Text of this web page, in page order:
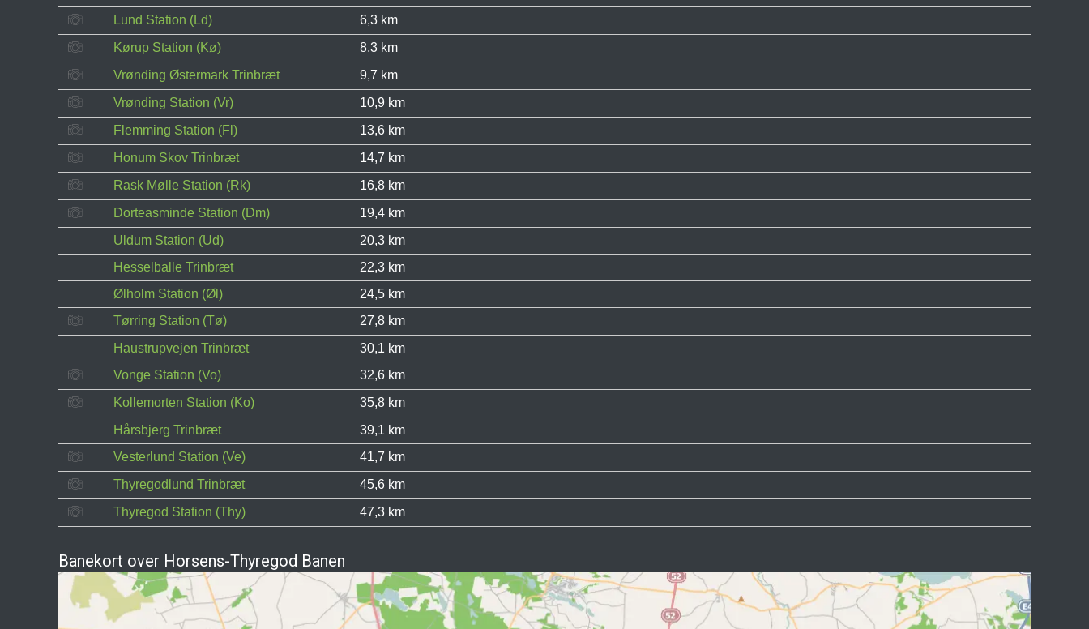
Lund Station (Ld)
6,3 km
Kørup Station (Kø)
8,3 km
Vrønding Østermark Trinbræt
9,7 km
Vrønding Station (Vr)
10,9 km
Flemming Station (Fl)
13,6 km
Honum Skov Trinbræt
14,7 km
Rask Mølle Station (Rk)
16,8 km
Dorteasminde Station (Dm)
19,4 km
Uldum Station (Ud)
20,3 km
Hesselballe Trinbræt
22,3 km
Ølholm Station (Øl)
24,5 km
Tørring Station (Tø)
27,8 km
Haustrupvejen Trinbræt
30,1 km
Vonge Station (Vo)
32,6 km
Kollemorten Station (Ko)
35,8 km
Hårsbjerg Trinbræt
39,1 km
Vesterlund Station (Ve)
41,7 km
Thyregodlund Trinbræt
45,6 km
Thyregod Station (Thy)
47,3 km
Banekort over Horsens-Thyregod Banen